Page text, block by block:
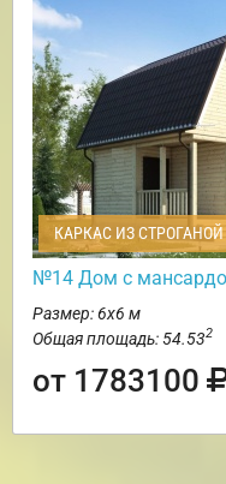
КАРКАС ИЗ
№14 Дом с
Размер: 6х6 м
Общая площадь: 54.532
от 1783100